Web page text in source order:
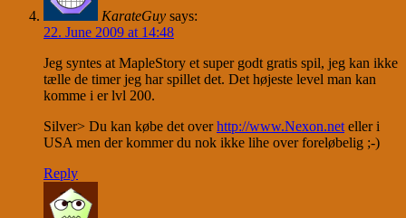
KarateGuy says:
22. June 2009 at 14:48
Jeg syntes at MapleStory et super godt gratis spil, jeg kan ikke
tælle de timer jeg har spillet det. Det højeste level man kan
komme i er lvl 200.
Silver> Du kan købe det overhttp://www.Nexon.net eller i
USA men der kommer du nok ikke lihe over foreløbelig ;-)
Reply